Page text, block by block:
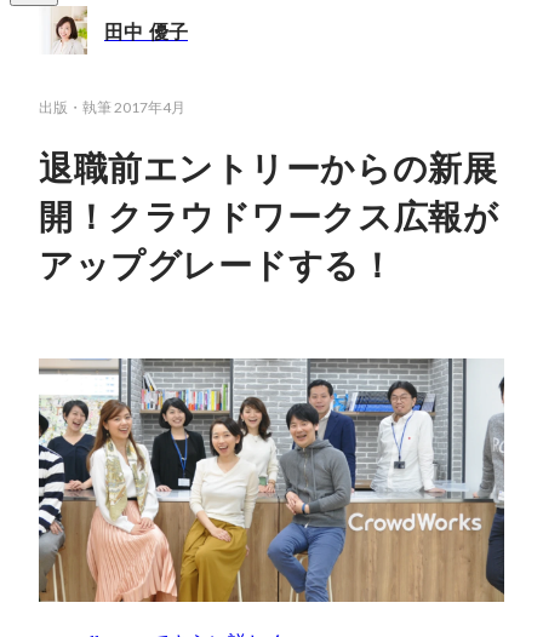
田中 優子
出版・執筆2017年4月
退職前エントリーからの新展
開！クラウドワークス広報が
アップグレードする！